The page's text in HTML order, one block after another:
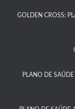
GOLDEN CROSS:
PLANO DE